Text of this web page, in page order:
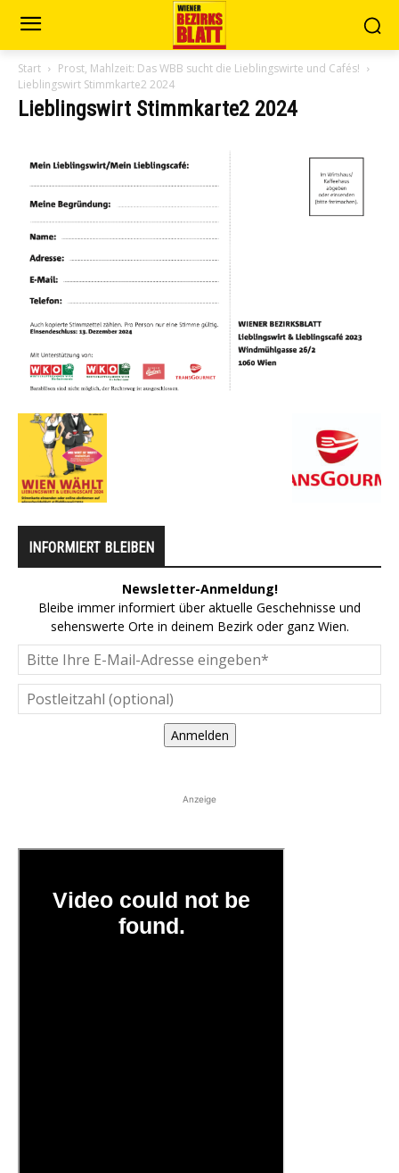
Start
Prost, Mahlzeit: Das WBB sucht die Lieblingswirte und Cafés!
Lieblingswirt Stimmkarte2 2024
Lieblingswirt Stimmkarte2 2024
INFORMIERT BLEIBEN
Newsletter-Anmeldung!
Bleibe immer informiert über aktuelle Geschehnisse und
sehenswerte Orte in deinem Bezirk oder ganz Wien.
Anmelden
Anzeige